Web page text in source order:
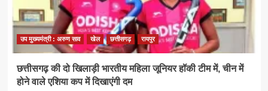
शिव
मंदिर
में
विधि-
विधान
किया
जलाभिषेक,
उप मुख्यमंत्री : अरुण साव खेल छत्तीसगढ़ रायपुर
छत्तीसगढ़ की दो खिलाड़ी भारतीय महिला जूनियर हॉकी टीम में, चीन में
होने वाले एशिया कप में दिखाएंगी दम